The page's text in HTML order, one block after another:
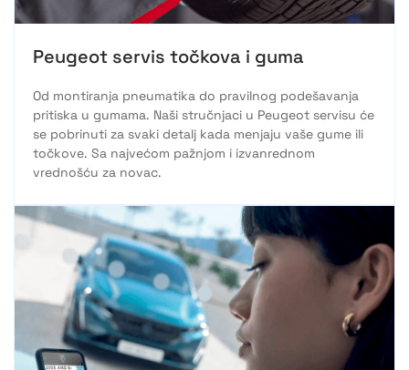
Peugeot servis točkova i guma
Od montiranja pneumatika do pravilnog podešavanja
pritiska u gumama. Naši stručnjaci u Peugeot servisu će
se pobrinuti za svaki detalj kada menjaju vaše gume ili
točkove. Sa najvećom pažnjom i izvanrednom
vrednošću za novac.